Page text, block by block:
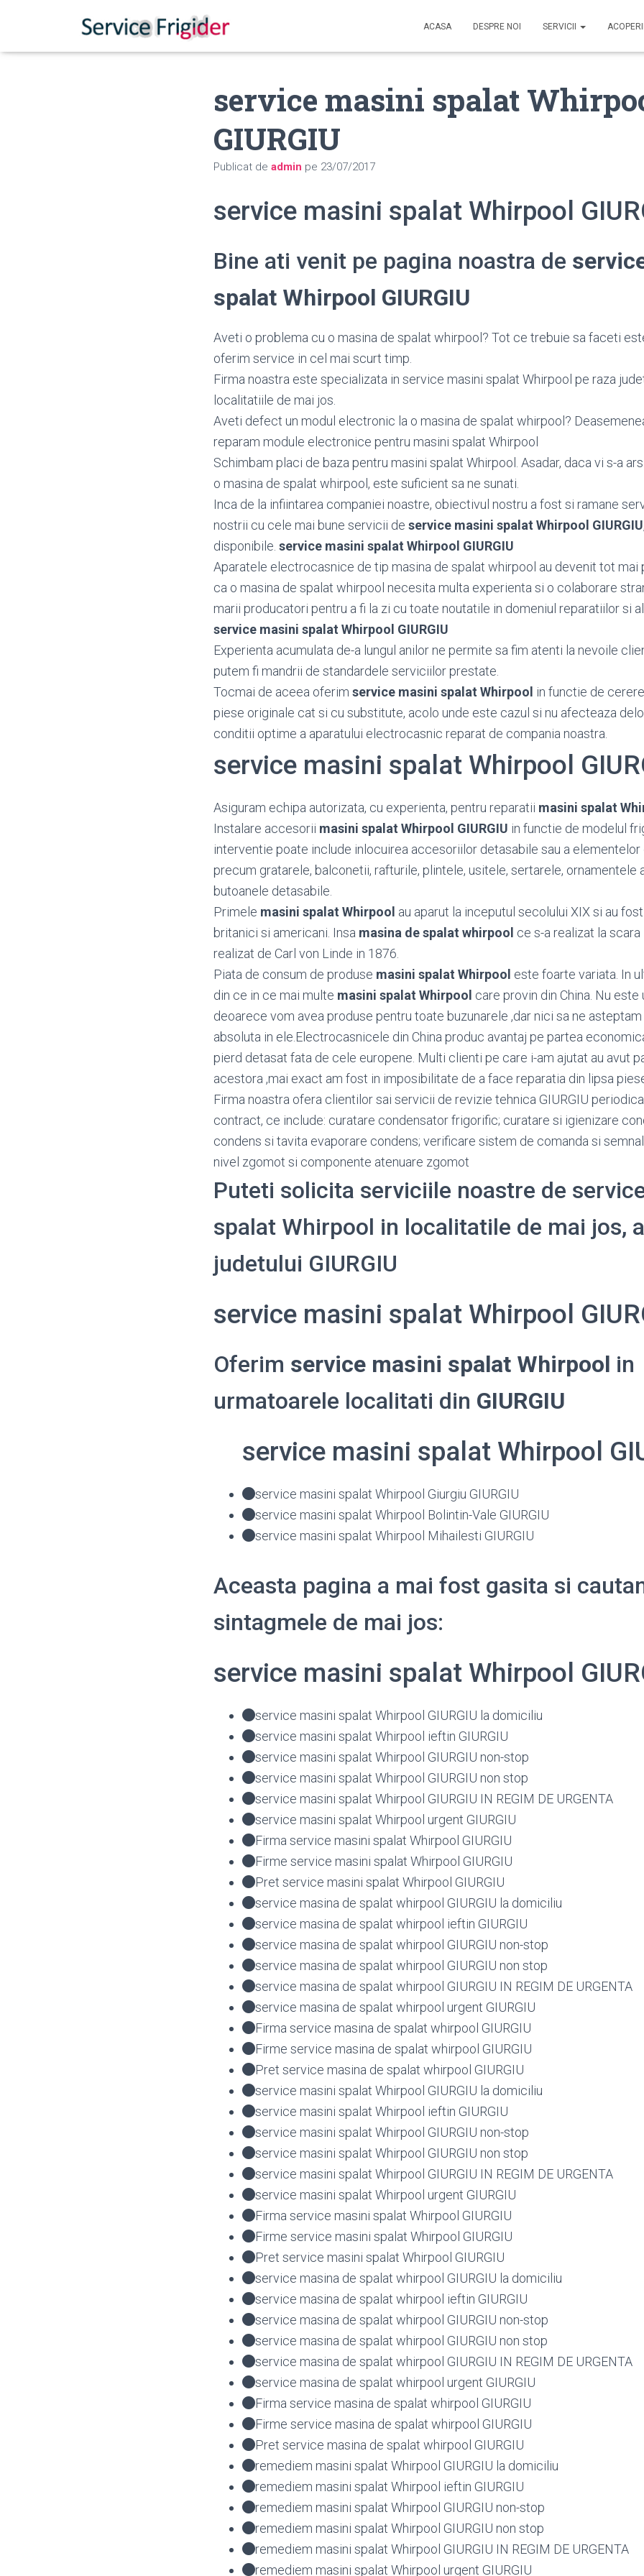
ACASA DESPRE NOI SERVICII
service masini spalat
GIURGIU
Publicat de admin pe 23/07/2017
service masini spalat Whirpool
Bine ati venit pe pagina noastra de
spalat Whirpool GIURGIU
Aveti o problema cu o masina de spalat whirpool? Tot ce trebuie sa faceti
oferim service in cel mai scurt timp.
Firma noastra este specializata in service masini spalat Whirpool pe raza
localitatiile de mai jos.
Aveti defect un modul electronic la o masina de spalat whirpool?
reparam module electronice pentru masini spalat Whirpool
Schimbam placi de baza pentru masini spalat Whirpool. Asadar, daca vi s-a
o masina de spalat whirpool, este suficient sa ne sunati.
Inca de la infiintarea companiei noastre, obiectivul nostru a fost si ramane
nostrii cu cele mai bune servicii de service masini spalat Whirpool GIURGIU
disponibile. service masini spalat Whirpool GIURGIU
Aparatele electrocasnice de tip masina de spalat whirpool au devenit tot mai
ca o masina de spalat whirpool necesita multa experienta si o colaborare
marii producatori pentru a fi la zi cu toate noutatile in domeniul reparatiilor si
service masini spalat Whirpool GIURGIU
Experienta acumulata de-a lungul anilor ne permite sa fim atenti la nevoile
putem fi mandrii de standardele serviciilor prestate.
Tocmai de aceea oferim service masini spalat Whirpool in functie de
piese originale cat si cu substitute, acolo unde este cazul si nu afecteaza
conditii optime a aparatului electrocasnic reparat de compania noastra.
service masini spalat Whirpool
Asiguram echipa autorizata, cu experienta, pentru reparatii masini spalat
Instalare accesorii masini spalat Whirpool GIURGIU in functie de modelul
interventie poate include inlocuirea accesoriilor detasabile sau a
precum gratarele, balconetii, rafturile, plintele, usitele, sertarele, ornamentele
butoanele detasabile.
Primele masini spalat Whirpool au aparut la inceputul secolului XIX si au
britanici si americani. Insa masina de spalat whirpool ce s-a realizat la
realizat de Carl von Linde in 1876.
Piata de consum de produse masini spalat Whirpool este foarte variata. In
din ce in ce mai multe masini spalat Whirpool care provin din China. Nu este
deoarece vom avea produse pentru toate buzunarele ,dar nici sa ne
absoluta in ele.Electrocasnicele din China produc avantaj pe partea
pierd detasat fata de cele europene. Multi clienti pe care i-am ajutat au avut
acestora ,mai exact am fost in imposibilitate de a face reparatia din lipsa
Firma noastra ofera clientilor sai servicii de revizie tehnica GIURGIU
contract, ce include: curatare condensator frigorific; curatare si igienizare
condens si tavita evaporare condens; verificare sistem de comanda si
nivel zgomot si componente atenuare zgomot
Puteti solicita serviciile noastre de
spalat Whirpool in localitatile de mai jos,
judetului GIURGIU
service masini spalat Whirpool
Oferim service masini spalat Whirpool in
urmatoarele localitati din GIURGIU
service masini spalat Whirpool
service masini spalat Whirpool Giurgiu GIURGIU
service masini spalat Whirpool Bolintin-Vale GIURGIU
service masini spalat Whirpool Mihailesti GIURGIU
Aceasta pagina a mai fost gasita si
sintagmele de mai jos:
service masini spalat Whirpool
service masini spalat Whirpool GIURGIU la domiciliu
service masini spalat Whirpool ieftin GIURGIU
service masini spalat Whirpool GIURGIU non-stop
service masini spalat Whirpool GIURGIU non stop
service masini spalat Whirpool GIURGIU IN REGIM DE URGENTA
service masini spalat Whirpool urgent GIURGIU
Firma service masini spalat Whirpool GIURGIU
Firme service masini spalat Whirpool GIURGIU
Pret service masini spalat Whirpool GIURGIU
service masina de spalat whirpool GIURGIU la domiciliu
service masina de spalat whirpool ieftin GIURGIU
service masina de spalat whirpool GIURGIU non-stop
service masina de spalat whirpool GIURGIU non stop
service masina de spalat whirpool GIURGIU IN REGIM DE URGENTA
service masina de spalat whirpool urgent GIURGIU
Firma service masina de spalat whirpool GIURGIU
Firme service masina de spalat whirpool GIURGIU
Pret service masina de spalat whirpool GIURGIU
service masini spalat Whirpool GIURGIU la domiciliu
service masini spalat Whirpool ieftin GIURGIU
service masini spalat Whirpool GIURGIU non-stop
service masini spalat Whirpool GIURGIU non stop
service masini spalat Whirpool GIURGIU IN REGIM DE URGENTA
service masini spalat Whirpool urgent GIURGIU
Firma service masini spalat Whirpool GIURGIU
Firme service masini spalat Whirpool GIURGIU
Pret service masini spalat Whirpool GIURGIU
service masina de spalat whirpool GIURGIU la domiciliu
service masina de spalat whirpool ieftin GIURGIU
service masina de spalat whirpool GIURGIU non-stop
service masina de spalat whirpool GIURGIU non stop
service masina de spalat whirpool GIURGIU IN REGIM DE URGENTA
service masina de spalat whirpool urgent GIURGIU
Firma service masina de spalat whirpool GIURGIU
Firme service masina de spalat whirpool GIURGIU
Pret service masina de spalat whirpool GIURGIU
remediem masini spalat Whirpool GIURGIU la domiciliu
remediem masini spalat Whirpool ieftin GIURGIU
remediem masini spalat Whirpool GIURGIU non-stop
remediem masini spalat Whirpool GIURGIU non stop
remediem masini spalat Whirpool GIURGIU IN REGIM DE URGENTA
remediem masini spalat Whirpool urgent GIURGIU